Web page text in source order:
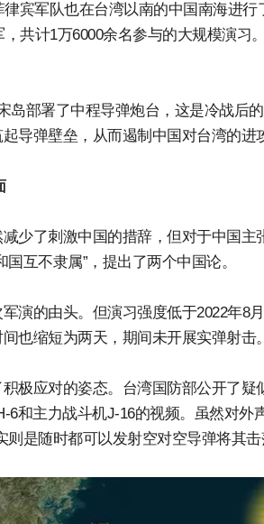
宾军队也在台湾以南的中国南海进
，共计1万6000余名参与的大规模演
岛部署了中程导弹炮台，这是冷战后
导弹壁垒，从而遏制中国对台湾的进
少了刺激中国的措辞，但对于中国主
互不隶属”，提出了两个中国论。
演的由头。但演习强度低于2022年8
也缩短为两天，期间未开展实弹射击。
极应对的姿态。台湾国防部公开了疑
6和主力战斗机J-16的视频。虽然对
是随时都可以发射空对空导弹将其击